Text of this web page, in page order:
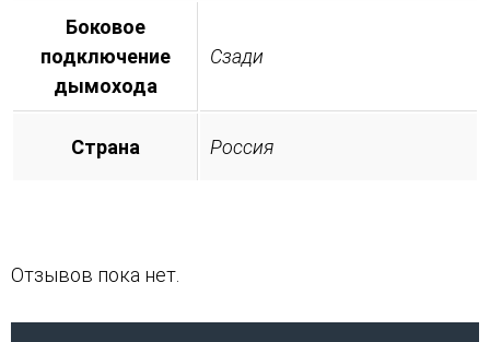
Боковое
подключение
дымохода
Сзади
Страна Россия
Отзывов пока нет.